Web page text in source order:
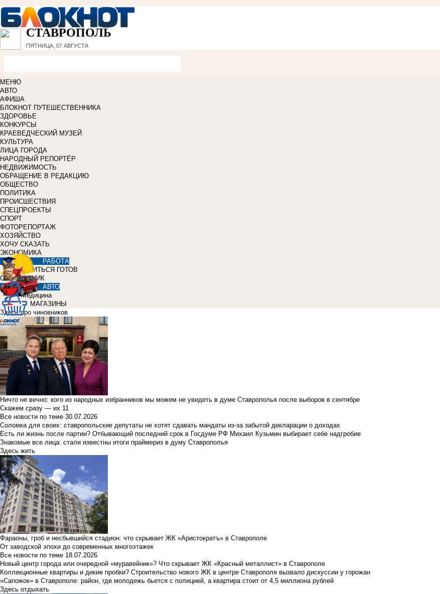
СТАВРОПОЛЬ
ПЯТНИЦА, 07 АВГУСТА
МЕНЮ
АВТО
АФИША
БЛОКНОТ ПУТЕШЕСТВЕННИКА
ЗДОРОВЬЕ
КОНКУРСЫ
КРАЕВЕДЧЕСКИЙ МУЗЕЙ
КУЛЬТУРА
ЛИЦА ГОРОДА
НАРОДНЫЙ РЕПОРТЁР
НЕДВИЖИМОСТЬ
ОБРАЩЕНИЕ В РЕДАКЦИЮ
ОБЩЕСТВО
ПОЛИТИКА
ПРОИСШЕСТВИЯ
СПЕЦПРОЕКТЫ
СПОРТ
ФОТОРЕПОРТАЖ
ХОЗЯЙСТВО
ХОЧУ СКАЗАТЬ
ЭКОНОМИКА
РАБОТА
УЧИТЬСЯ ГОТОВ
СПРАВОЧНИК
АВТО
Медицина
МАГАЗИНЫ
Здесь про чиновников
Ничто не вечно: кого из народных избранников мы можем не увидеть в думе Ставрополья после выборов в сентябре
Скажем сразу — их 11
Все новости по теме 30.07.2026
Соломка для своих: ставропольские депутаты не хотят сдавать мандаты из-за забытой декларации о доходах
Есть ли жизнь после партии? Отбывающий последний срок в Госдуме РФ Михаил Кузьмин выбирает себе надгробие
Знакомые все лица: стали известны итоги праймериз в думу Ставрополья
Здесь жить
Фараоны, гроб и несбывшийся стадион: что скрывает ЖК «Аристократъ» в Ставрополе
От заводской эпохи до современных многоэтажек
Все новости по теме 18.07.2026
Новый центр города или очередной «муравейник»? Что скрывает ЖК «Красный металлист» в Ставрополе
Коллекционные квартиры и дикие пробки? Строительство нового ЖК в центре Ставрополя вызвало дискуссии у горожан
«Сапожок» в Ставрополе: район, где молодежь бьется с полицией, а квартира стоит от 4,5 миллиона рублей
Здесь отдыхать